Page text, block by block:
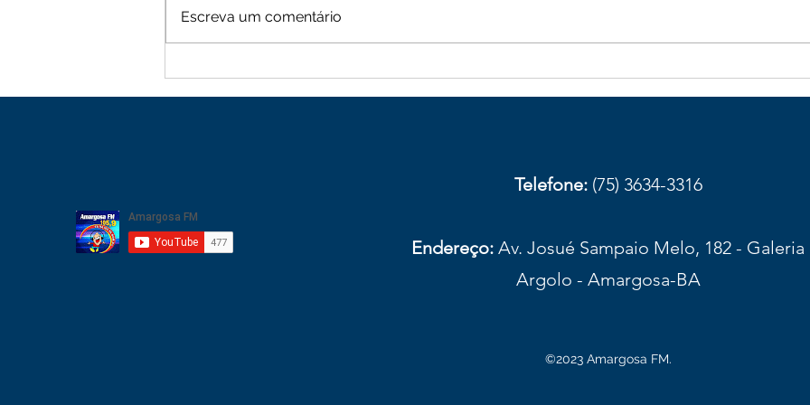
Escreva um comentário
Telefone: (75) 3634-3316
Endereço: Av. Josué Sampaio Melo, 182 - Galeria
Argolo - Amargosa-BA
©2023 Amargosa FM.